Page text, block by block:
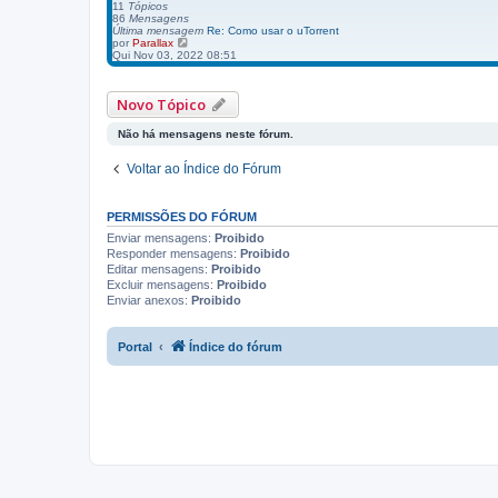
i
m
a
m
e
s
a
g
m
11 Tópicos
86 Mensagens
Última mensagem Re: Como usar o uTorrent
por Parallax
e
r
l
t
i
a
e
n
g
e
m
Qui Nov 03, 2022 08:51
Novo Tópico
Não há mensagens neste fórum.
Voltar ao Índice do Fórum
PERMISSÕES DO FÓRUM
Enviar mensagens: Proibido
Responder mensagens: Proibido
Editar mensagens: Proibido
Excluir mensagens: Proibido
Enviar anexos: Proibido
Portal Índice do fórum